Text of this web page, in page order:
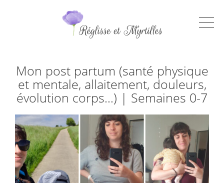
Mon post partum (santé physique
et mentale, allaitement, douleurs,
évolution corps…) | Semaines 0-7